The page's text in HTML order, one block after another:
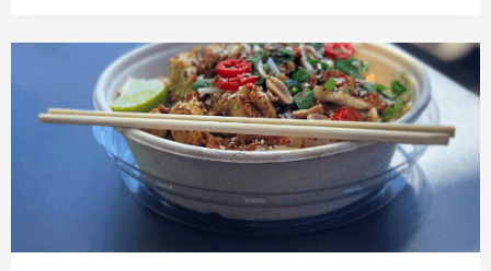
Little Lunch Ronnefeldt Shape Republic
Teaballs Bodystriker Capalus Gefu
Marley Spoon Meßmer OlivenZauber
Woll Factor PowerBar Toro
Vino Weinfürst 3Bears Besser im Glas